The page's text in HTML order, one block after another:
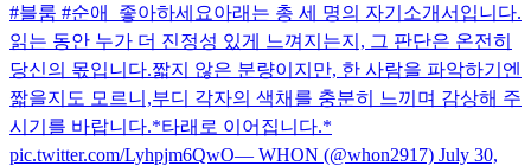
#블룸 #순애_좋아하세요아래는 총 세 명의 자기소개서입니다.
읽는 동안 누가 더 진정성 있게 느껴지는지, 그 판단은 온전히
당신의 몫입니다.짧지 않은 분량이지만, 한 사람을 파악하기엔
짧을지도 모르니,부디 각자의 색채를 충분히 느끼며 감상해 주
시기를 바랍니다.*타래로 이어집니다.*
pic.twitter.com/Lyhpjm6QwO— WHON (@whon2917) July 30,